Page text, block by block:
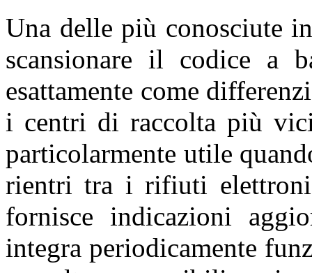
Una delle più conosciute
scansionare il codice a
esattamente come
i centri di raccolta più
particolarmente utile
rientri tra i rifiuti
fornisce indicazioni
integra periodicamente